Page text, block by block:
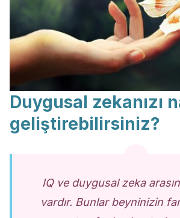
Duygusal zekanızı
geliştirebilirsiniz?
IQ ve duygusal zeka
vardır. Bunlar beyninizin